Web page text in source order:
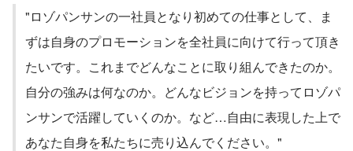
"ロゾパンサンの一社員となり初めての仕事として、ま
ずは自身のプロモーションを全社員に向けて行って頂き
たいです。これまでどんなことに取り組んできたのか。
自分の強みは何なのか。どんなビジョンを持ってロゾパ
ンサンで活躍していくのか。など…自由に表現した上で
あなた自身を私たちに売り込んでください。"